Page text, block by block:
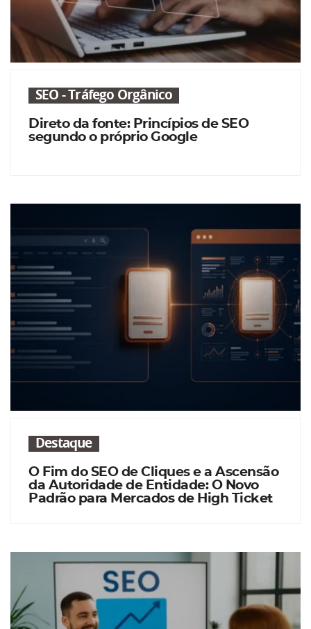
SEO - Tráfego Orgânico
Direto da fonte: Princípios de SEO
segundo o próprio Google
Destaque
O Fim do SEO de Cliques e a Ascensão
da Autoridade de Entidade: O Novo
Padrão para Mercados de High Ticket